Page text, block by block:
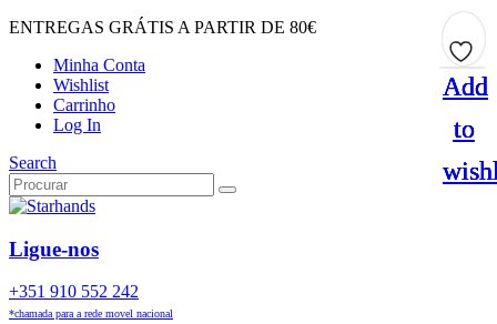
ENTREGAS GRÁTIS A PARTIR DE 80€
Minha Conta
Wishlist
Carrinho
Log In
Search
Ligue-nos
+351 910 552 242
*chamada para a rede movel nacional
Add
to
Add
to
Add
to
Add
to